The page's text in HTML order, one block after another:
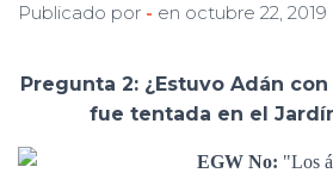
Publicado por - en octubre 22, 2019
Pregunta 2: ¿Estuvo Adán
fue tentada en el
EGW No: "Los